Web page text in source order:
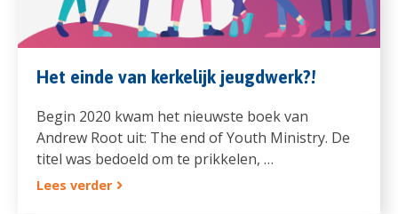
Het einde van kerkelijk jeugdwerk?!
Begin 2020 kwam het nieuwste boek van
Andrew Root uit: The end of Youth Ministry. De
titel was bedoeld om te prikkelen, …
Lees verder